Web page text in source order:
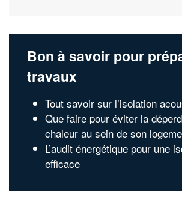
Bon à savoir pour
travaux
Tout savoir sur l’isolation
Que faire pour éviter la
chaleur au sein de son
L’audit énergétique pour une
efficace